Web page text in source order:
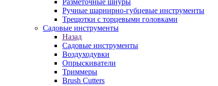
Разметочные шнуры
Ручные шарнирно-губцевые инструменты
Трещотки с торцевыми головками
Садовые инструменты
Назад
Садовые инструменты
Воздуходувки
Опрыскиватели
Триммеры
Brush Cutters